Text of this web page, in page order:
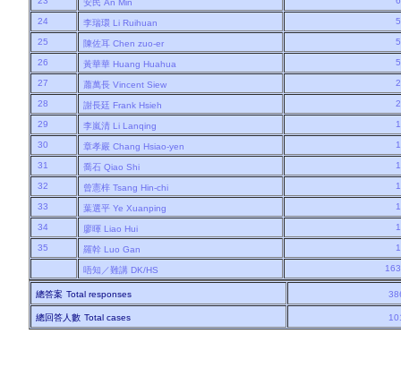
安民 An Min
24 李瑞環 Li Ruihuan
25 陳佐耳 Chen zuo-er
26 黃華華 Huang Huahua
27 蕭萬長 Vincent Siew
28 謝長廷 Frank Hsieh
29 李嵐清 Li Lanqing
30 章孝嚴 Chang Hsiao-yen
31 喬石 Qiao Shi
32 曾憲梓 Tsang Hin-chi
33 葉選平 Ye Xuanping
34 廖暉 Liao Hui
35 羅幹 Luo Gan
唔知／難講 DK/HS
總答案 Total responses
總回答人數 Total cases